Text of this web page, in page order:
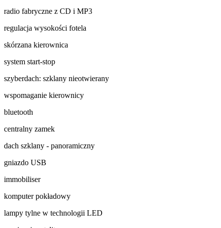
radio fabryczne z CD i MP3
regulacja wysokości fotela
skórzana kierownica
system start-stop
szyberdach: szklany nieotwierany
wspomaganie kierownicy
bluetooth
centralny zamek
dach szklany - panoramiczny
gniazdo USB
immobiliser
komputer pokładowy
lampy tylne w technologii LED